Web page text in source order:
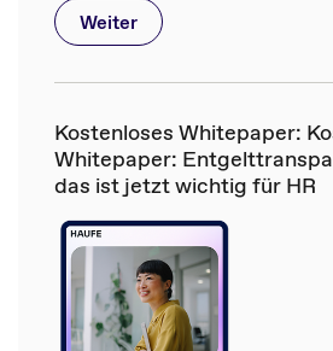
Weiter
Kostenloses Whitepaper:
Whitepaper:
das ist jetzt wichtig für HR